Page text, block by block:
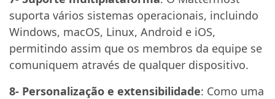
suporta vários sistemas operacionais, incluindo
Windows, macOS, Linux, Android e iOS,
permitindo assim que os membros da equipe se
comuniquem através de qualquer dispositivo.
8- Personalização e extensibilidade: Como uma